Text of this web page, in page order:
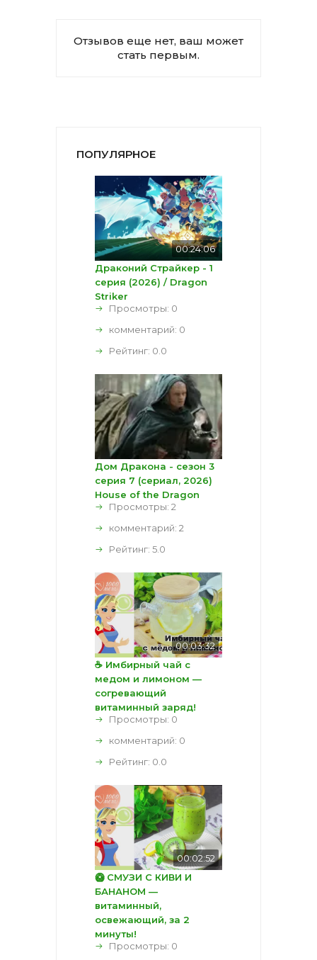
Отзывов еще нет, ваш может
стать первым.
ПОПУЛЯРНОЕ
00:24:06
Драконий Страйкер - 1
серия (2026) / Dragon
Striker
Просмотры: 0
комментарий: 0
Рейтинг: 0.0
Дом Дракона - сезон 3
серия 7 (сериал, 2026)
House of the Dragon
Просмотры: 2
комментарий: 2
Рейтинг: 5.0
00:03:32
☕ Имбирный чай с
медом и лимоном —
согревающий
витаминный заряд!
Просмотры: 0
комментарий: 0
Рейтинг: 0.0
00:02:52
🥝 СМУЗИ С КИВИ И
БАНАНОМ —
витаминный,
освежающий, за 2
минуты!
Просмотры: 0